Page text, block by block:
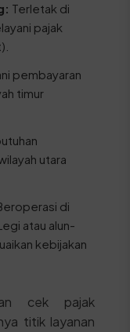
Terletak di
pajak
pembayaran
timur
utara
di
atau alun-
kebijakan
cek pajak
titik layanan